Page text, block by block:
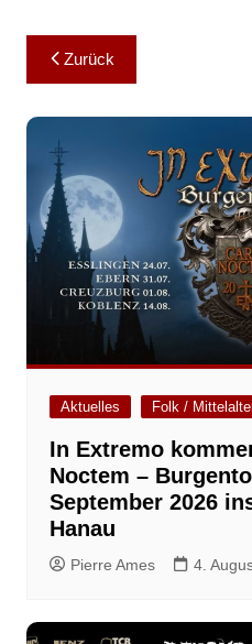
Zurück
Aktuelles Folk /
In Extremo
Noctem –
September 2026
Hanau
Pierre Ames 4.